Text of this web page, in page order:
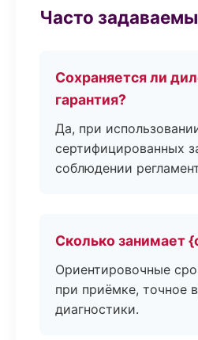
Часто
Сохраняется ли
гарантия?
Да, при
сертифицированных
соблюдении
Сколько занимает
Ориентировочные
при приёмке, точное
диагностики.